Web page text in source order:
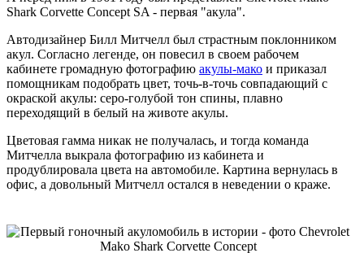
Shark Corvette Concept SA - первая "акула".
Автодизайнер Билл Митчелл был страстным поклонником
акул. Согласно легенде, он повесил в своем рабочем
кабинете громадную фотографию акулы-мако и приказал
помощникам подобрать цвет, точь-в-точь совпадающий с
окраской акулы: серо-голубой тон спины, плавно
переходящий в белый на животе акулы.
Цветовая гамма никак не получалась, и тогда команда
Митчелла выкрала фотографию из кабинета и
продублировала цвета на автомобиле. Картина вернулась в
офис, а довольный Митчелл остался в неведении о краже.